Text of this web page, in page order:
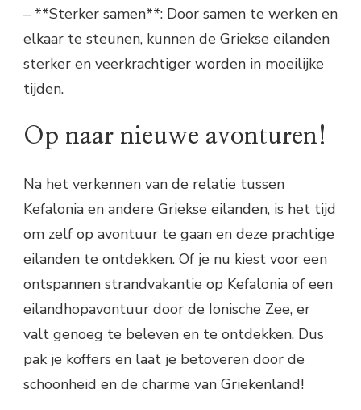
– **Sterker samen**: Door samen te werken en
elkaar te steunen, kunnen de Griekse eilanden
sterker en veerkrachtiger worden in moeilijke
tijden.
Op naar nieuwe avonturen!
Na het verkennen van de relatie tussen
Kefalonia en andere Griekse eilanden, is het tijd
om zelf op avontuur te gaan en deze prachtige
eilanden te ontdekken. Of je nu kiest voor een
ontspannen strandvakantie op Kefalonia of een
eilandhopavontuur door de Ionische Zee, er
valt genoeg te beleven en te ontdekken. Dus
pak je koffers en laat je betoveren door de
schoonheid en de charme van Griekenland!